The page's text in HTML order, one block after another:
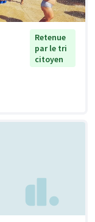
Retenue
par le tri
citoyen